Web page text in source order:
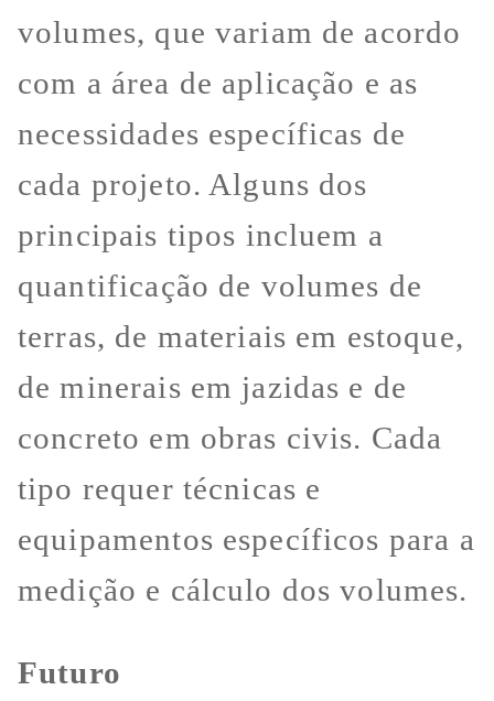
volumes, que variam de acordo
com a área de aplicação e as
necessidades específicas de
cada projeto. Alguns dos
principais tipos incluem a
quantificação de volumes de
terras, de materiais em estoque,
de minerais em jazidas e de
concreto em obras civis. Cada
tipo requer técnicas e
equipamentos específicos para a
medição e cálculo dos volumes.
Futuro